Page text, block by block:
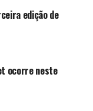
edição de
ocorre neste